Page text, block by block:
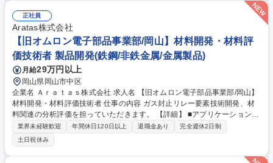
きます。 【詳細】（1） 開発戦略の立案と実行（2）上位方針とリンクし
た単年度の開発方針の立案と遂行（3） 開発予算の管理、100万円以下の
予算執行認可（5）15名程度のメンバのマネジメント（労務管理、目標設
定と人事考課、高頻度な1on1を通じたメンバへの動機付けやキャリア育
成促進） （5） 担当開発テーマのプロジェクトマネジメント など 募集職
種 ★【京都】Easy to Program開発マネージャ
正社員
Aratas株式会社
【旧オムロン電子部品事業部/岡山】材料開発・材料評
価技術者 製品開発(鉄鋼/非鉄金属/金属製品)
月給29万円以上
岡山県岡山市中区
企業名 Ａｒａｔａｓ株式会社 求人名 【旧オムロン電子部品事業部/岡山】
材料開発・材料評価技術者 仕事の内容 ガス封止リレー要素技術開発、材
料関連の分析評価を担っていただきます。 【詳細】 ■アプリケーションニ
ーズから商品に求める性能要件を定義 ■性能要件を満たす材料物性の制御
方針決定、材料課題抽出と技術開発（特にセラミック等の封止） ■ガス封
止評価技術の構築 ■性能や物性を裏付ける材料関連の分析・評価、不具合
メカニズム解明 ■海外拠点含めた関連部門や改善実行、社外協創による価
業界未経験歓迎 年間休日120日以上 退職金あり
完全週休2日制
土日祝休み